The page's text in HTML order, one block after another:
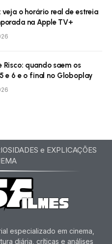
veja o horário real de estreia
na Apple TV+
Risco: quando saem os
e 6 e o final no Globoplay
e EXPLICAÇÕES
especializado em cinema,
diária, críticas e análises